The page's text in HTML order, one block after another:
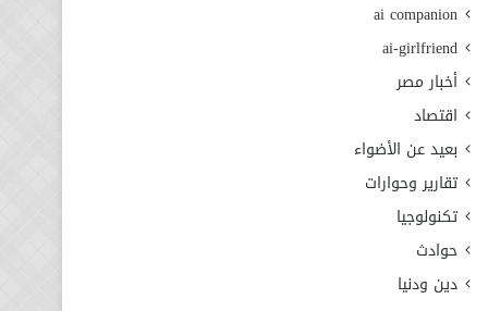
ai companion
ai-girlfriend
أخبار مصر
اقتصاد
بعيد عن الأضواء
تقارير وحوارات
تكنولوجيا
حوادث
دين ودنيا